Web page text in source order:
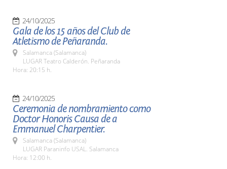
24/10/2025
Gala de los 15 años del Club de
Atletismo de Peñaranda.
Salamanca (Salamanca)
LUGAR Teatro Calderón. Peñaranda
Hora: 20:15 h.
24/10/2025
Ceremonia de nombramiento como
Doctor Honoris Causa de a
Emmanuel Charpentier.
Salamanca (Salamanca)
LUGAR Paraninfo USAL. Salamanca
Hora: 12:00 h.